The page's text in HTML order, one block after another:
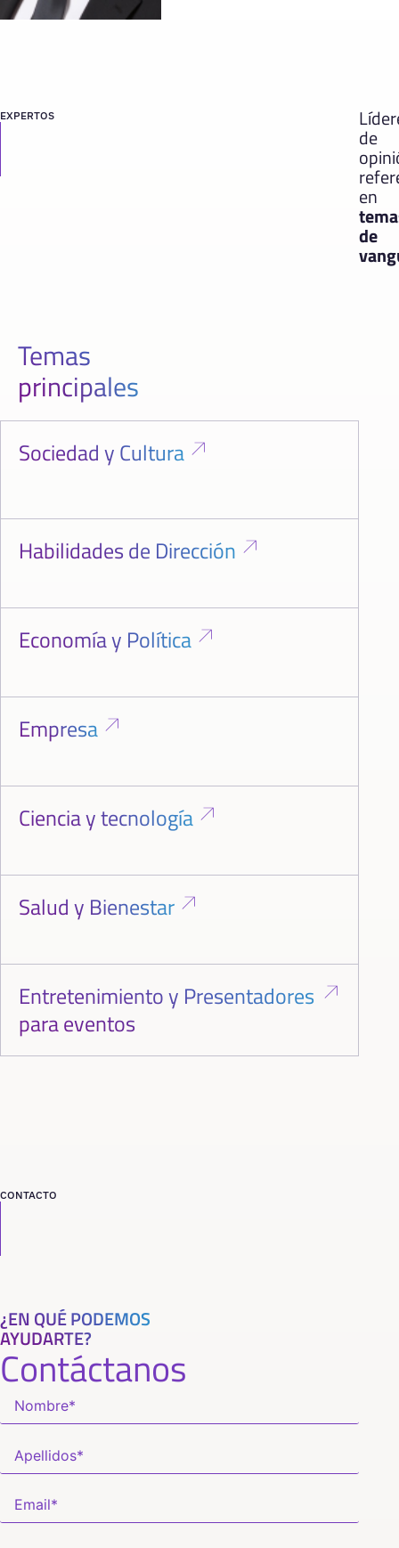
EXPERTOS
de
en
de
Temas
principales
Sociedad y Cultura
Habilidades de Dirección
Economía y Política
Empresa
Ciencia y tecnología
Salud y Bienestar
Entretenimiento y Presentadores
para eventos
CONTACTO
¿EN QUÉ PODEMOS
AYUDARTE?
Contáctanos